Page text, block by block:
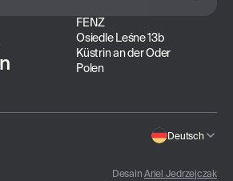
FENZ
Osiedle Leśne 13b
Küstrin an der Oder
Polen
Deutsch
DesainAriel Jedrzejczak